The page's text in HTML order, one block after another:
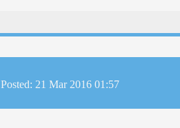
Posted: 21 Mar 2016 01:57